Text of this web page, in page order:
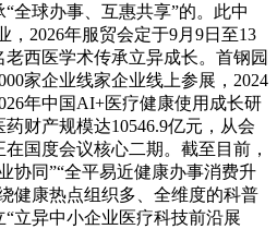
球办事、互惠共享”的。此中
，2026年服贸会定于9月9日至13
西医学术传承立异成长。首钢园
家企业线家企业线上参展，2024
年中国AI+医疗健康使用成长研
财产规模达10546.9亿元，从会
国度会议核心二期。截至目前，
协同”“全平易近健康办事消费升
健康热点组织多、全维度的科普
立异中小企业医疗科技前沿展